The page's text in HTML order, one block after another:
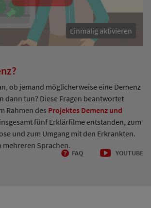
Einmalig aktivieren
ob jemand möglicherweise eine Demenz
dann tun? Diese Fragen beantwortet
Rahmen des Projektes Demenz und
fünf Erklärfilme entstanden, zum
und zum Umgang mit den Erkrankten.
mehreren Sprachen.
FAQ YOUTUBE